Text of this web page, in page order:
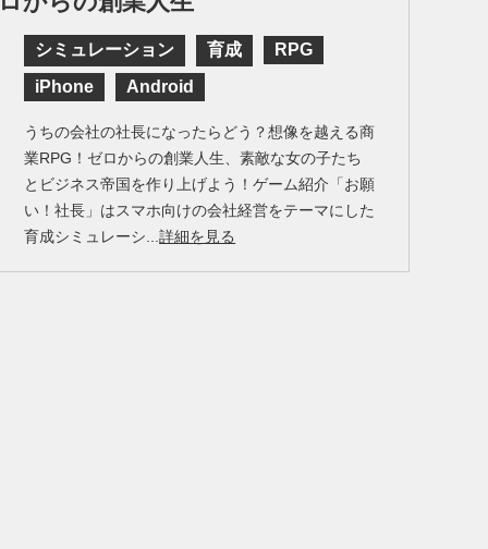
シミュレーション 育成
RPG
iPhone
Android
うちの会社の社長になったらどう？想像を越える商
業RPG！ゼロからの創業人生、素敵な女の子たち
とビジネス帝国を作り上げよう！ゲーム紹介「お願
い！社長」はスマホ向けの会社経営をテーマにした
育成シミュレーシ...詳細を見る